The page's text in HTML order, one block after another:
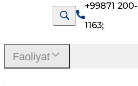
+99871
1163;
Faoliyat